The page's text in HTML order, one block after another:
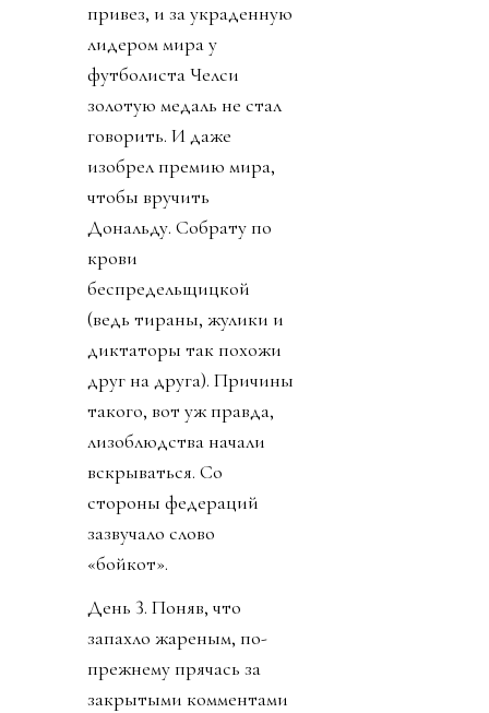
привез, и за украденную
лидером мира у
футболиста Челси
золотую медаль не стал
говорить. И даже
изобрел премию мира,
чтобы вручить
Дональду. Собрату по
крови
беспредельщицкой
(ведь тираны, жулики и
диктаторы так похожи
друг на друга). Причины
такого, вот уж правда,
лизоблюдства начали
вскрываться. Со
стороны федераций
зазвучало слово
«бойкот».
День 3. Поняв, что
запахло жареным, по-
прежнему прячась за
закрытыми комментами